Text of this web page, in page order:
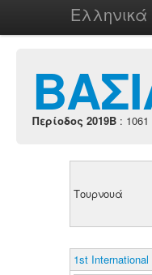
Περίοδος 2019B :
Τουρνουά
1st